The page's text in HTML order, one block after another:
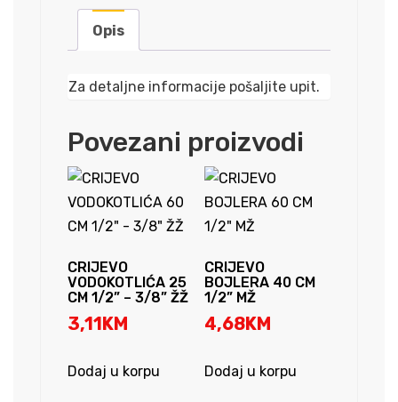
Opis
Za detaljne informacije pošaljite upit.
Povezani proizvodi
CRIJEVO
VODOKOTLIĆA 25
CM 1/2” – 3/8” ŽŽ
3,11KM
Dodaj u korpu
CRIJEVO
BOJLERA 40 CM
1/2” MŽ
4,68KM
Dodaj u korpu